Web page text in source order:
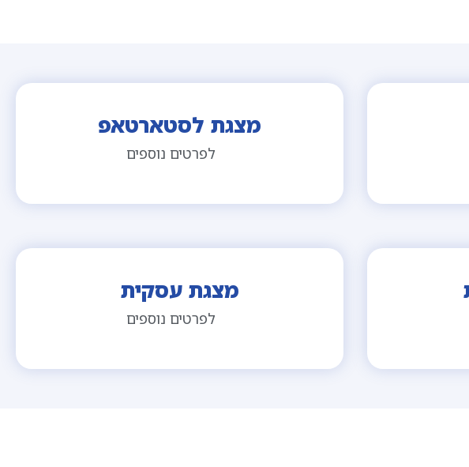
מצגת לסטארטאפ
לפרטים נוספים
מצגת עסקית
לפרטים נוספים